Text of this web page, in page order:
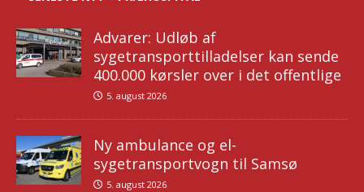
Advarer: Udløb af
sygetransporttilladelser kan sende
400.000 kørsler over i det offentlige
5. august 2026
Ny ambulance og el-
sygetransportvogn til Samsø
5. august 2026